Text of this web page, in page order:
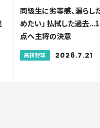
同級生に劣等感、漏らし
めたい」 払拭した過去
点へ主将の決意
高校野球 2026.7.21